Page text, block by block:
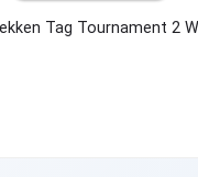
Tag Tournament 2